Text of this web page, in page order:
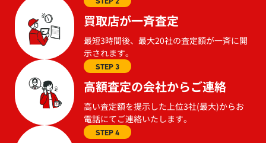
STEP 2
買取店が一斉査定
最短3時間後、最大20社の査定額が一斉に開
示されます。
STEP 3
高額査定の会社からご連絡
高い査定額を提示した上位3社(最大)からお
電話にてご連絡いたします。
STEP 4